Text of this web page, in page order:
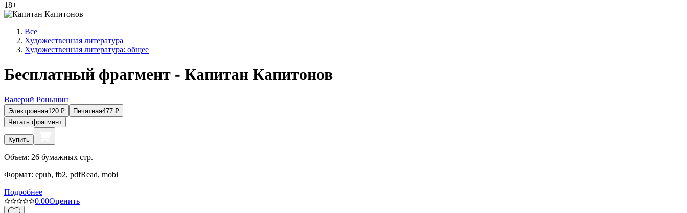
18+
Все
Художественная литература
Художественная литература: общее
Бесплатный фрагмент - Капитан Капитонов
Валерий Роньшин
Электронная120 ₽ Печатная477 ₽
Читать фрагмент
Купить
Объем: 26 бумажных стр.
Формат: epub, fb2, pdfRead, mobi
Подробнее
0.00Оценить